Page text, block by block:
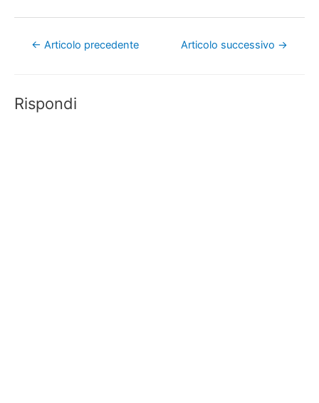
Navigazione
← Articolo precedente Articolo successivo →
Rispondi